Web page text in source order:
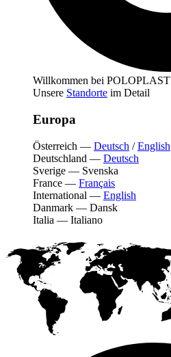
Willkommen bei POLOPLAST
Unsere Standorte im Detail
Europa
Österreich — Deutsch /English
Deutschland — Deutsch
Sverige — Svenska
France — Français
International — English
Danmark — Dansk
Italia — Italiano